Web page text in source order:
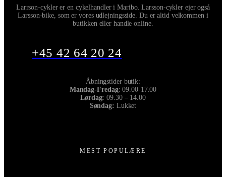
Larrson-cykler er en cykelhandler i Maribo. Larsson-cykler ejer også
Larsson-bike, som er vores udlejningsside. Du er altid velkommen i
butikken eller handle online.
+45 42 64 20 24
Åbningstider butik:
Mandag-Fredag: 09.00-17.00
Lørdag:09.30 – 14.00
Søndag: Lukket
MEST POPULÆRE